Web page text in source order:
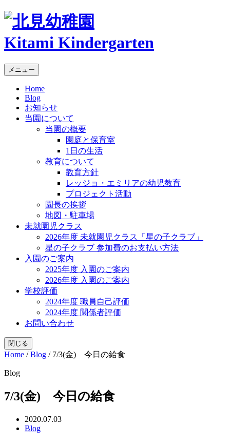
Kitami Kindergarten
メニュー
Home
Blog
お知らせ
当園について
当園の概要
園庭と保育室
1日の生活
教育について
教育方針
レッジョ・エミリアの幼児教育
プロジェクト活動
園長の挨拶
地図・駐車場
未就園児クラス
2026年度 未就園児クラス「星の子クラブ」
星の子クラブ 参加費のお支払い方法
入園のご案内
2025年度 入園のご案内
2026年度 入園のご案内
学校評価
2024年度 職員自己評価
2024年度 関係者評価
お問い合わせ
閉じる
Home /Blog / 7/3(金) 今日の給食
Blog
7/3(金) 今日の給食
2020.07.03
Blog